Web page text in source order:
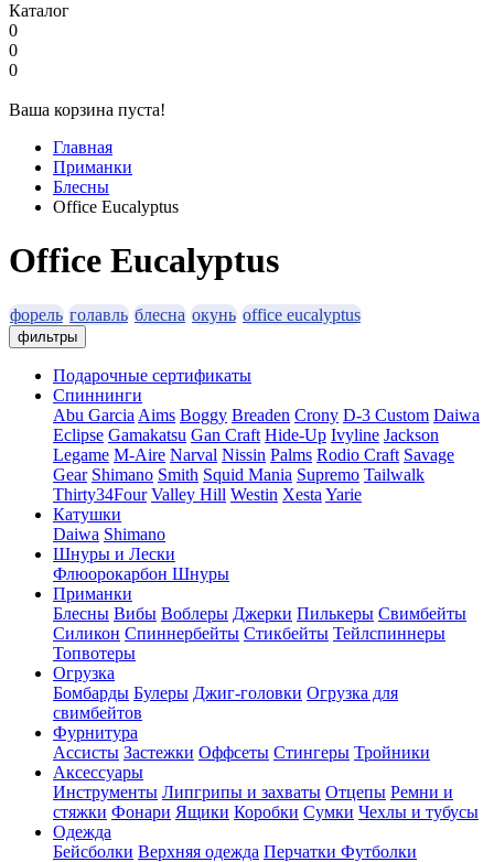
Каталог
0
0
0
Ваша корзина пуста!
Главная
Приманки
Блесны
Office Eucalyptus
Office Eucalyptus
форель голавль блесна окунь office eucalyptus
фильтры
Подарочные сертификаты
Спиннинги
Abu Garcia Aims Boggy Breaden Crony D-3 Custom Daiwa
Eclipse Gamakatsu Gan Craft Hide-Up Ivyline Jackson
Legame M-Aire Narval Nissin Palms Rodio Craft Savage
Gear Shimano Smith Squid Mania Supremo Tailwalk
Thirty34Four Valley Hill Westin Xesta Yarie
Катушки
Daiwa Shimano
Шнуры и Лески
Флюорокарбон Шнуры
Приманки
Блесны Вибы Воблеры Джерки Пилькеры Свимбейты
Силикон Спиннербейты Стикбейты Тейлспиннеры
Топвотеры
Огрузка
Бомбарды Булеры Джиг-головки Огрузка для
свимбейтов
Фурнитура
Ассисты Застежки Оффсеты Стингеры Тройники
Аксессуары
Инструменты Липгрипы и захваты Отцепы Ремни и
стяжки Фонари Ящики Коробки Сумки Чехлы и тубусы
Одежда
Бейсболки Верхняя одежда Перчатки Футболки